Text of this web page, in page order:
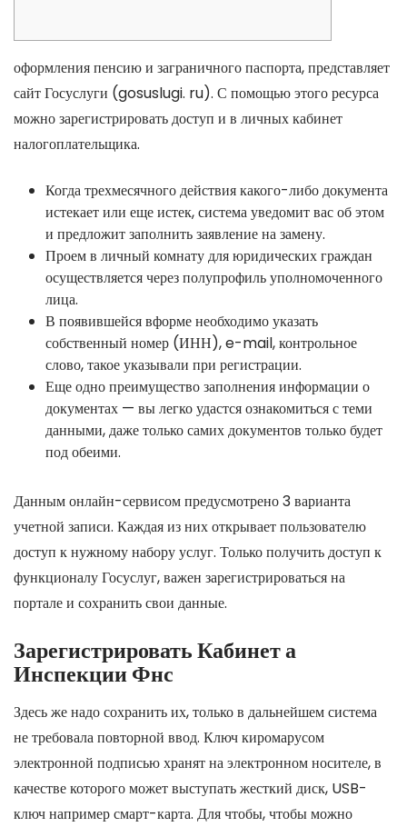
оформления пенсию и заграничного паспорта, представляет
сайт Госуслуги (gosuslugi. ru). С помощью этого ресурса
можно зарегистрировать доступ и в личных кабинет
налогоплательщика.
Когда трехмесячного действия какого-либо документа
истекает или еще истек, система уведомит вас об этом
и предложит заполнить заявление на замену.
Проем в личный комнату для юридических граждан
осуществляется через полупрофиль уполномоченного
лица.
В появившейся вформе необходимо указать
собственный номер (ИНН), e-mail, контрольное
слово, такое указывали при регистрации.
Еще одно преимущество заполнения информации о
документах — вы легко удастся ознакомиться с теми
данными, даже только самих документов только будет
под обеими.
Данным онлайн-сервисом предусмотрено 3 варианта
учетной записи. Каждая из них открывает пользователю
доступ к нужному набору услуг. Только получить доступ к
функционалу Госуслуг, важен зарегистрироваться на
портале и сохранить свои данные.
Зарегистрировать Кабинет а
Инспекции Фнс
Здесь же надо сохранить их, только в дальнейшем система
не требовала повторной ввод. Ключ киромарусом
электронной подписью хранят на электронном носителе, в
качестве которого может выступать жесткий диск, USB-
ключ например смарт-карта. Для чтобы, чтобы можно